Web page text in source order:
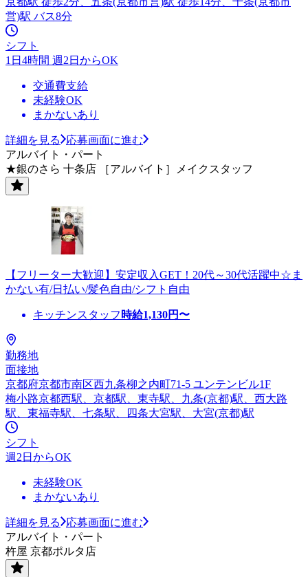
営)駅 バス8分
シフト
1日4時間 週2日からOK
交通費支給
未経験OK
まかないあり
詳細を見る
応募画面に進む
アルバイト・パート
★銀のさら 十条店 ［アルバイト］メイクスタッフ
【フリーター大歓迎】安定収入GET！20代～30代活躍中☆ま
かない有/日払い/髪色自由/シフト自由
キッチンスタッフ 時給1,130円〜
勤務地
面接地
京都府京都市南区西九条柳之内町71-5 ユンテンビル1F
梅小路京都西駅、京都駅、東寺駅、九条(京都)駅、西大路
駅、東福寺駅、七条駅、四条大宮駅、大宮(京都)駅
シフト
週2日からOK
未経験OK
まかないあり
詳細を見る
応募画面に進む
アルバイト・パート
杵屋 京都ポルタ店